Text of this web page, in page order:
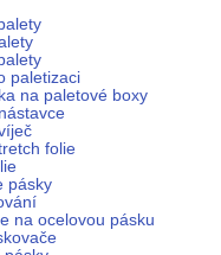
paletizaci
na paletové boxy
folie
pásky
na ocelovou pásku